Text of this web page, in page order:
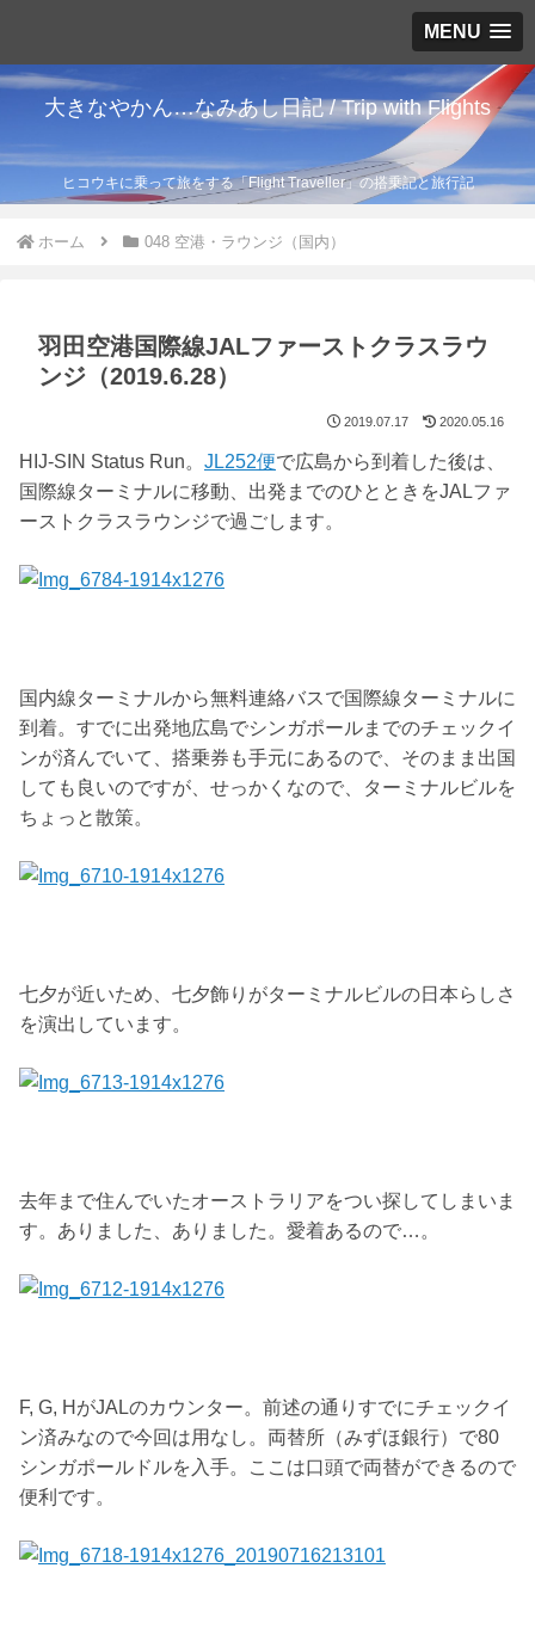
MENU
大きなやかん…なみあし日記 / Trip with Flights
ヒコウキに乗って旅をする「Flight Traveller」の搭乗記と旅行記
ホーム 048 空港・ラウンジ（国内）
羽田空港国際線JALファーストクラスラウ
ンジ（2019.6.28）
2019.07.17 2020.05.16
HIJ-SIN Status Run。 JL252便で広島から到着した後は、
国際線ターミナルに移動、出発までのひとときをJALファ
ーストクラスラウンジで過ごします。
国内線ターミナルから無料連絡バスで国際線ターミナルに
到着。すでに出発地広島でシンガポールまでのチェックイ
ンが済んでいて、搭乗券も手元にあるので、そのまま出国
しても良いのですが、せっかくなので、ターミナルビルを
ちょっと散策。
七夕が近いため、七夕飾りがターミナルビルの日本らしさ
を演出しています。
去年まで住んでいたオーストラリアをつい探してしまいま
す。ありました、ありました。愛着あるので…。
F, G, HがJALのカウンター。前述の通りすでにチェックイ
ン済みなので今回は用なし。両替所（みずほ銀行）で80
シンガポールドルを入手。ここは口頭で両替ができるので
便利です。